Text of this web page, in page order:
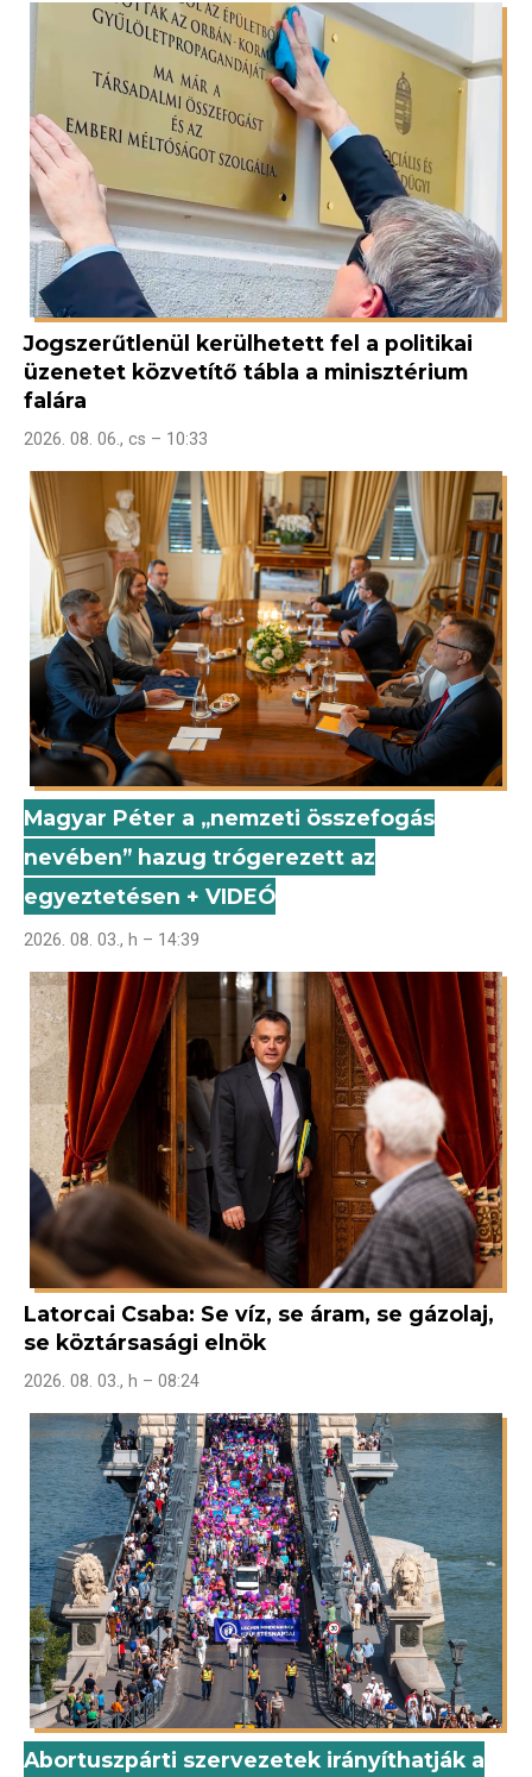
Jogszerűtlenül kerülhetett fel a politikai
üzenetet közvetítő tábla a minisztérium
falára
2026. 08. 06., cs – 10:33
Magyar Péter a „nemzeti összefogás
nevében” hazug trógerezett az
egyeztetésen + VIDEÓ
2026. 08. 03., h – 14:39
Latorcai Csaba: Se víz, se áram, se gázolaj,
se köztársasági elnök
2026. 08. 03., h – 08:24
Abortuszpárti szervezetek irányíthatják a